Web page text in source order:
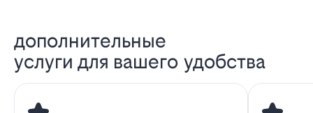
дополнительные
услуги для вашего удобства